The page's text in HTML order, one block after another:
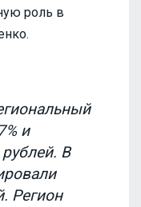
роль в
и
В
Регион